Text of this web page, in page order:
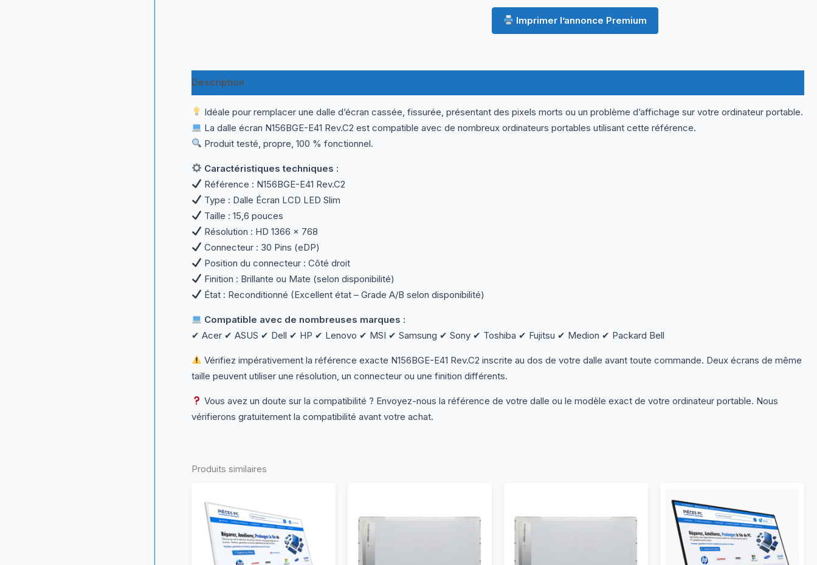
Imprimer l’annonce Premium
Description
Idéale pour remplacer une dalle d’écran cassée, fissurée, présentant des pixels morts ou un problème d’affichage sur votre ordinateur portable.
La dalle écran N156BGE-E41 Rev.C2 est compatible avec de nombreux ordinateurs portables utilisant cette référence.
Produit testé, propre, 100 % fonctionnel.
Caractéristiques techniques :
Référence : N156BGE-E41 Rev.C2
Type : Dalle Écran LCD LED Slim
Taille : 15,6 pouces
Résolution : HD 1366 × 768
Connecteur : 30 Pins (eDP)
Position du connecteur : Côté droit
Finition : Brillante ou Mate (selon disponibilité)
État : Reconditionné (Excellent état – Grade A/B selon disponibilité)
Compatible avec de nombreuses marques :
✔ Acer ✔ ASUS ✔ Dell ✔ HP ✔ Lenovo ✔ MSI ✔ Samsung ✔ Sony ✔ Toshiba ✔ Fujitsu ✔ Medion ✔ Packard Bell
Vérifiez impérativement la référence exacte N156BGE-E41 Rev.C2 inscrite au dos de votre dalle avant toute commande. Deux écrans de même
taille peuvent utiliser une résolution, un connecteur ou une finition différents.
Vous avez un doute sur la compatibilité ? Envoyez-nous la référence de votre dalle ou le modèle exact de votre ordinateur portable. Nous
vérifierons gratuitement la compatibilité avant votre achat.
Produits similaires